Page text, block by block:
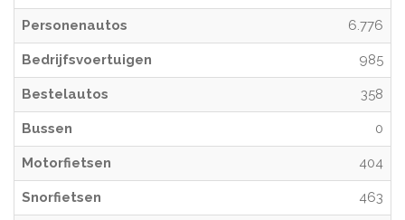
Personenautos 6.776
Bedrijfsvoertuigen 985
Bestelautos 358
Bussen 0
Motorfietsen 404
Snorfietsen 463